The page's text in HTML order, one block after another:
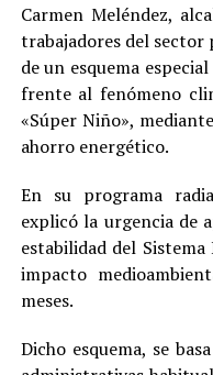
Carmen Meléndez,
trabajadores del
de un esquema
frente al fenómeno
«Súper Niño»,
ahorro energético.
En su programa
explicó la urgencia de
estabilidad del
impacto
meses.
Dicho esquema, se